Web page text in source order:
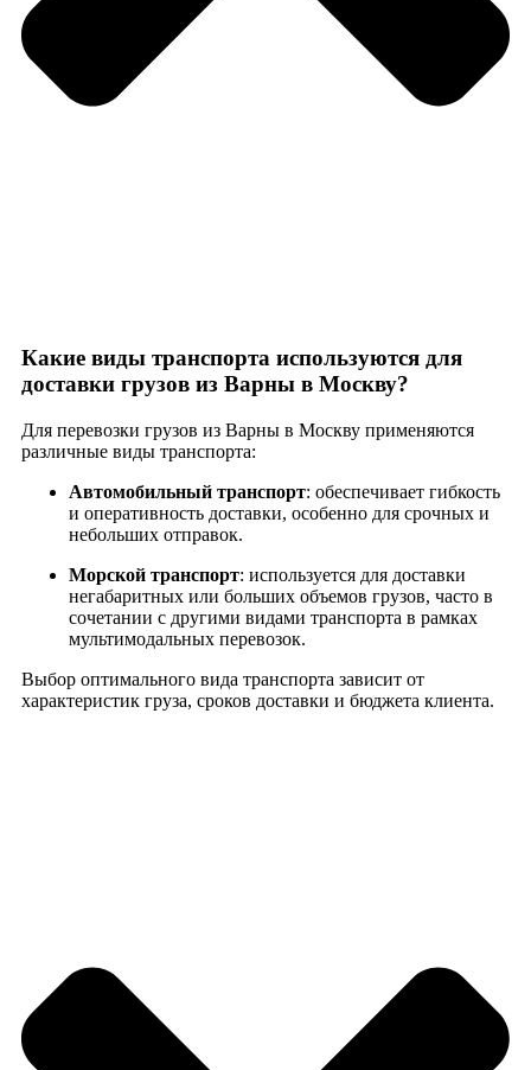
Какие виды транспорта используются для
доставки грузов из Варны в Москву?
Для перевозки грузов из Варны в Москву применяются
различные виды транспорта:
Автомобильный транспорт: обеспечивает гибкость
и оперативность доставки, особенно для срочных и
небольших отправок.
Морской транспорт: используется для доставки
негабаритных или больших объемов грузов, часто в
сочетании с другими видами транспорта в рамках
мультимодальных перевозок.
Выбор оптимального вида транспорта зависит от
характеристик груза, сроков доставки и бюджета клиента.